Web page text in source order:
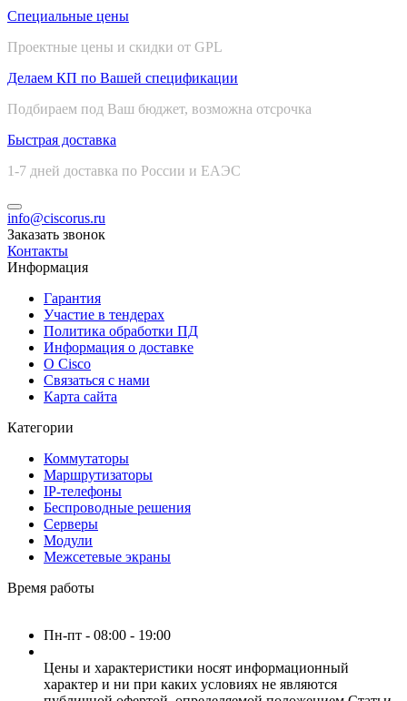
Специальные цены
Проектные цены и скидки от GPL
Делаем КП по Вашей спецификации
Подбираем под Ваш бюджет, возможна отсрочка
Быстрая доставка
1-7 дней доставка по России и ЕАЭС
info@ciscorus.ru
Заказать звонок
Контакты
Информация
Гарантия
Участие в тендерах
Политика обработки ПД
Информация о доставке
О Cisco
Связаться с нами
Карта сайта
Категории
Коммутаторы
Маршрутизаторы
IP-телефоны
Беспроводные решения
Серверы
Модули
Межсетевые экраны
Время работы
Пн-пт - 08:00 - 19:00
Цены и характеристики носят информационный
характер и ни при каких условиях не являются